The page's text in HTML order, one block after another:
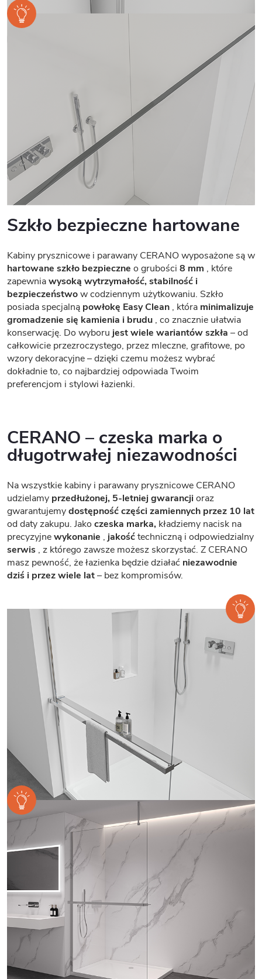
Szkło bezpieczne hartowane
Kabiny prysznicowe i parawany CERANO wyposażone są w
hartowane szkło bezpieczne o grubości 8 mm , które
zapewniawysoką wytrzymałość, stabilność i
bezpieczeństwow codziennym użytkowaniu. Szkło
posiada specjalną powłokę Easy Clean , która minimalizuje
gromadzenie się kamienia i brudu , co znacznie ułatwia
konserwację. Do wyboru jest wiele wariantów szkła – od
całkowicie przezroczystego, przez mleczne, grafitowe, po
wzory dekoracyjne – dzięki czemu możesz wybrać
dokładnie to, co najbardziej odpowiada Twoim
preferencjom i stylowi łazienki.
CERANO – czeska marka o
długotrwałej niezawodności
Na wszystkie kabiny i parawany prysznicowe CERANO
udzielamy przedłużonej, 5-letniej gwarancjioraz
gwarantujemydostępność części zamiennych przez 10 lat
od daty zakupu. Jako czeska marka, kładziemy nacisk na
precyzyjnewykonanie , jakośćtechniczną i odpowiedzialny
serwis , z którego zawsze możesz skorzystać. Z CERANO
masz pewność, że łazienka będzie działać niezawodnie
dziś i przez wiele lat– bez kompromisów.